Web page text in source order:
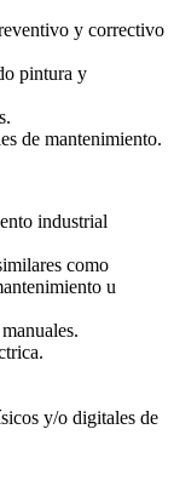
y correctivo
pintura y
de mantenimiento.
industrial
como
u
y/o digitales de